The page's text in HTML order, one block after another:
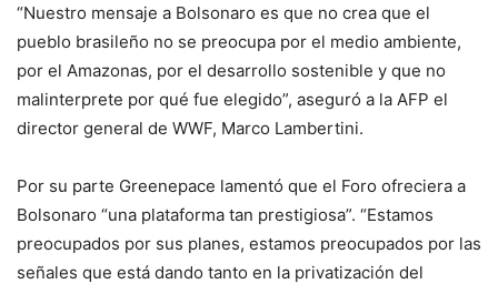
“Nuestro mensaje a Bolsonaro es que no crea que el
pueblo brasileño no se preocupa por el medio ambiente,
por el Amazonas, por el desarrollo sostenible y que no
malinterprete por qué fue elegido”, aseguró a la AFP el
director general de WWF, Marco Lambertini.
Por su parte Greenepace lamentó que el Foro ofreciera a
Bolsonaro “una plataforma tan prestigiosa”. “Estamos
preocupados por sus planes, estamos preocupados por las
señales que está dando tanto en la privatización del